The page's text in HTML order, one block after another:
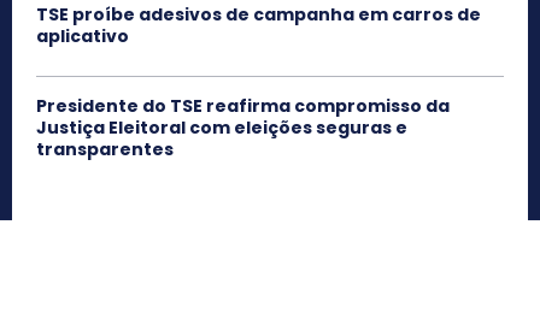
TSE proíbe adesivos de campanha em carros de
aplicativo
Presidente do TSE reafirma compromisso da
Justiça Eleitoral com eleições seguras e
transparentes